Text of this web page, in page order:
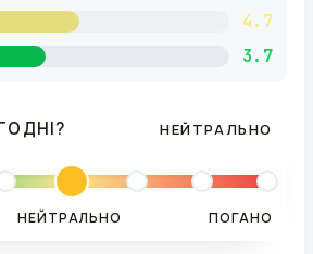
4.7
3.7
НЕЙТРАЛЬНО
НЕЙТРАЛЬНО ПОГАНО